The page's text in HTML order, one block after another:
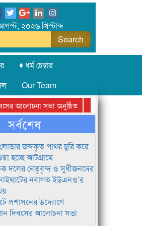
২০২৬ খ্রিস্টাব্দ
♦ ধর্ম চেম্বার
Our Team
আলোচনা সভা অনুষ্ঠিত
সিলেট অনলাইন
সর্বশেষ
জব্দকৃত পাথর চুরি করে
হচ্ছে আটগ্রামে
দলের নেতৃবৃন্দ ও সুধীজনদের
নবাগত ইউএনও’র
প্রশাসনের উদ্যোগে
দিবসের আলোচনা সভা